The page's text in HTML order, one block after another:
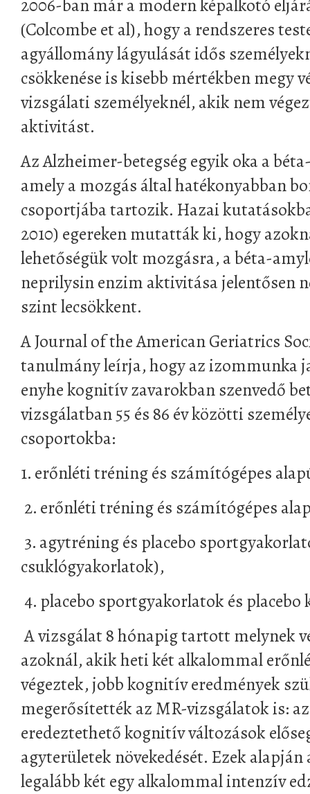
2006-ban már a modern képalkotó
(Colcombe et al), hogy a rendszeres
agyállomány lágyulását idős
csökkenése is kisebb mértékben megy
vizsgálati személyeknél, akik nem
aktivitást.
Az Alzheimer-betegség egyik oka a
amely a mozgás által hatékonyabban
csoportjába tartozik. Hazai
2010) egereken mutatták ki, hogy
lehetőségük volt mozgásra, a béta-
neprilysin enzim aktivitása jelentősen
szint lecsökkent.
A Journal of the American Geriatrics
tanulmány leírja, hogy az izommunka
enyhe kognitív zavarokban szenvedő
vizsgálatban 55 és 86 év közötti
csoportokba:
1. erőnléti tréning és számítógépes
2. erőnléti tréning és számítógépes
3. agytréning és placebo
csuklógyakorlatok),
4. placebo sportgyakorlatok és
A vizsgálat 8 hónapig tartott melynek
azoknál, akik heti két alkalommal
végeztek, jobb kognitív eredmények
megerősítették az MR-vizsgálatok is:
eredeztethető kognitív változások
agyterületek növekedését. Ezek
legalább két egy alkalommal intenzív